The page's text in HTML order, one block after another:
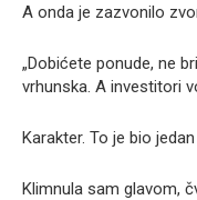
A onda je zazvonilo
„Dobićete ponude, ne
vrhunska. A investitori
Karakter. To je bio
Klimnula sam glavom,